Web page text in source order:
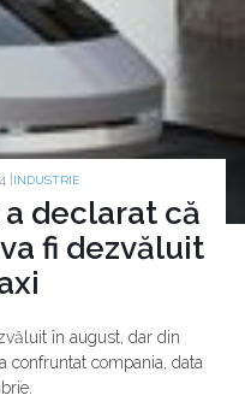
| INDUSTRIE
a declarat că
fi dezvăluit
în august, dar din
confruntat compania, data